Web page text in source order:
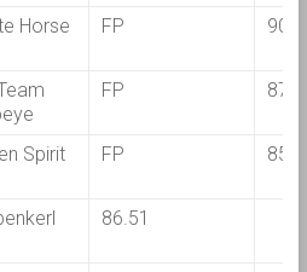
Horse
FP
FP
Spirit
FP
86.51